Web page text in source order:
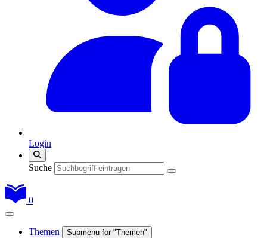
Login
Suche
0
Themen Submenu for "Themen"